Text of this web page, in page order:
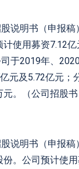
说明书（申报稿
使用募资7.12
于2019年、
元及5.72亿元；
。（公司招股书
说明书（申报稿
。公司预计使